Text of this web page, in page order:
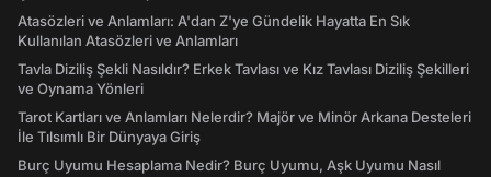
Atasözleri ve Anlamları: A'dan Z'ye Gündelik Hayatta En Sık
Kullanılan Atasözleri ve Anlamları
Tavla Diziliş Şekli Nasıldır? Erkek Tavlası ve Kız Tavlası Diziliş Şekilleri
ve Oynama Yönleri
Tarot Kartları ve Anlamları Nelerdir? Majör ve Minör Arkana Desteleri
İle Tılsımlı Bir Dünyaya Giriş
Burç Uyumu Hesaplama Nedir? Burç Uyumu, Aşk Uyumu Nasıl